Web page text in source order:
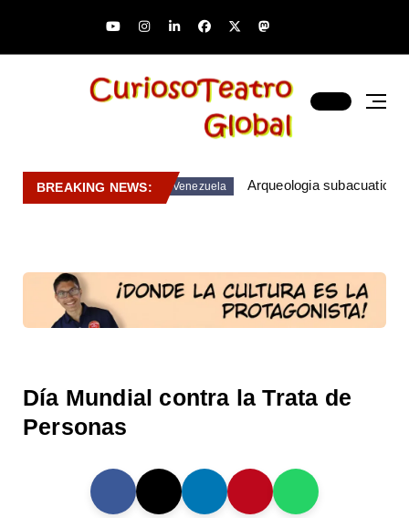
BREAKING NEWS: Venezuela Arqueologia subacuatica
Día Mundial contra la Trata de
Personas